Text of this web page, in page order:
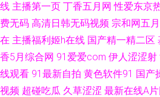
国产黑丝精品 人妻系列专区无码免费 丝袜女
品久久 成人巨网站 麻豆精品欧美日韩成人
线 主播第一页 丁香五月网 性爱东京
费无码 高清日韩无码视频 宗和网五
在 主播福利姬h在线 国产精一精二区
香5月综合网 91爱爱com 伊人涩涩射
线观看 91最新自拍 黄色软件91 国产
视频 超碰吃瓜 久草涩涩 最新在线A